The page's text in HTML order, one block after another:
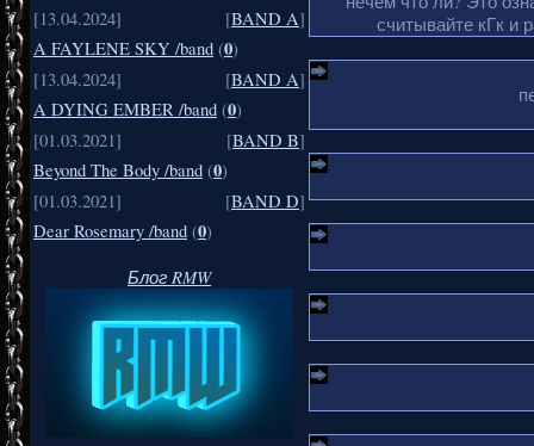
[13.04.2024]
[BAND A]
A FAYLENE SKY /band (0)
[13.04.2024]
[BAND A]
A DYING EMBER /band (0)
[01.03.2021]
[BAND B]
Beyond The Body /band (0)
[01.03.2021]
[BAND D]
Dear Rosemary /band (0)
Блог RMW
считывайте кГк и